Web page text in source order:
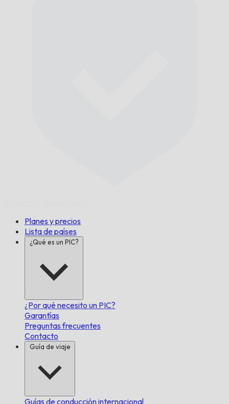
Planes y precios
Lista de países
¿Qué es un PIC?
¿Por qué necesito un PIC?
Garantías
Preguntas frecuentes
Contacto
Guía de viaje
Guías de conducción internacional